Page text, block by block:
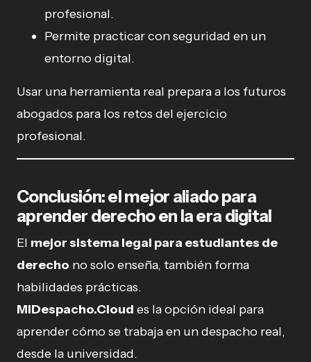
profesional.
Permite practicar con seguridad en un
entorno digital.
Usar una herramienta real prepara a los futuros
abogados para los retos del ejercicio
profesional.
Conclusión: el mejor aliado para
aprender derecho en la era digital
El mejor sistema legal para estudiantes de
derecho no solo enseña, también forma
habilidades prácticas.
MiDespacho.Cloud es la opción ideal para
aprender cómo se trabaja en un despacho real,
desde la universidad.